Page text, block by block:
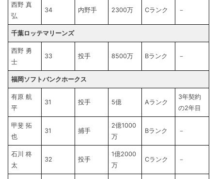
西野 真
弘
34 内野手 2300万 Cランク －
千葉ロッテマリーンズ
西野 勇
士
33 投手 8500万 Bランク －
福岡ソフトバンクホークス
有原 航
平
31 投手 5億 Aランク
3年契約
の2年目
甲斐 拓
也
31 捕手
2億1000
万
Bランク －
石川 柊
太
32 投手
1億2000
万
Cランク －